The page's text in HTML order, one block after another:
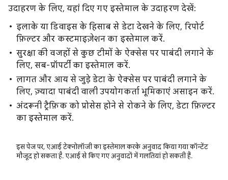
उदाहरण के लिए, यहां दिए गए इस्तेमाल के उदाहरण देखें:
इलाके या डिवाइस के हिसाब से डेटा देखने के लिए, रिपोर्ट
फ़िल्टर और कस्टमाइज़ेशन का इस्तेमाल करें.
सुरक्षा की वजहों से कुछ टीमों के ऐक्सेस पर पाबंदी लगाने के
लिए, सब-प्रॉपर्टी का इस्तेमाल करें.
लागत और आय से जुड़े डेटा के ऐक्सेस पर पाबंदी लगाने के
लिए, ज़्यादा पाबंदी वाली उपयोगकर्ता भूमिकाएं असाइन करें.
अंदरूनी ट्रैफ़िक को प्रोसेस होने से रोकने के लिए, डेटा फ़िल्टर
का इस्तेमाल करें.
इस पेज पर, एआई टेक्नोलॉजी का इस्तेमाल करके अनुवाद किया गया कॉन्टेंट
मौजूद हो सकता है. एआई से किए गए अनुवादों में गलतियां हो सकती हैं.